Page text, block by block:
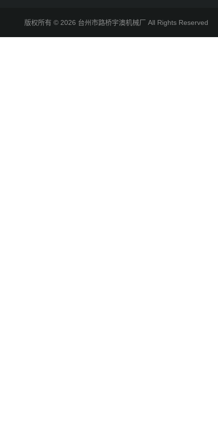
版权所有 © 2026 台州市路桥宇澳机械厂 All Rights